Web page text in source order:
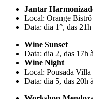
Jantar
Local: Orange
Data: dia 1°, das
Wine Sunset
Data: dia 2, das 17h
Wine Night
Local: Pousada Villa
Data: dia 5, das 20h